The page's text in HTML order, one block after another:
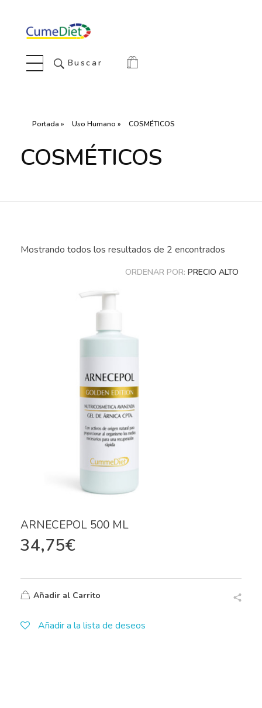
Buscar
Portada » Uso Humano » COSMÉTICOS
COSMÉTICOS
Mostrando todos los resultados de 2 encontrados
ORDENAR POR: PRECIO ALTO
ARNECEPOL 500 ML
34,75€
Añadir al Carrito
Añadir a la lista de deseos